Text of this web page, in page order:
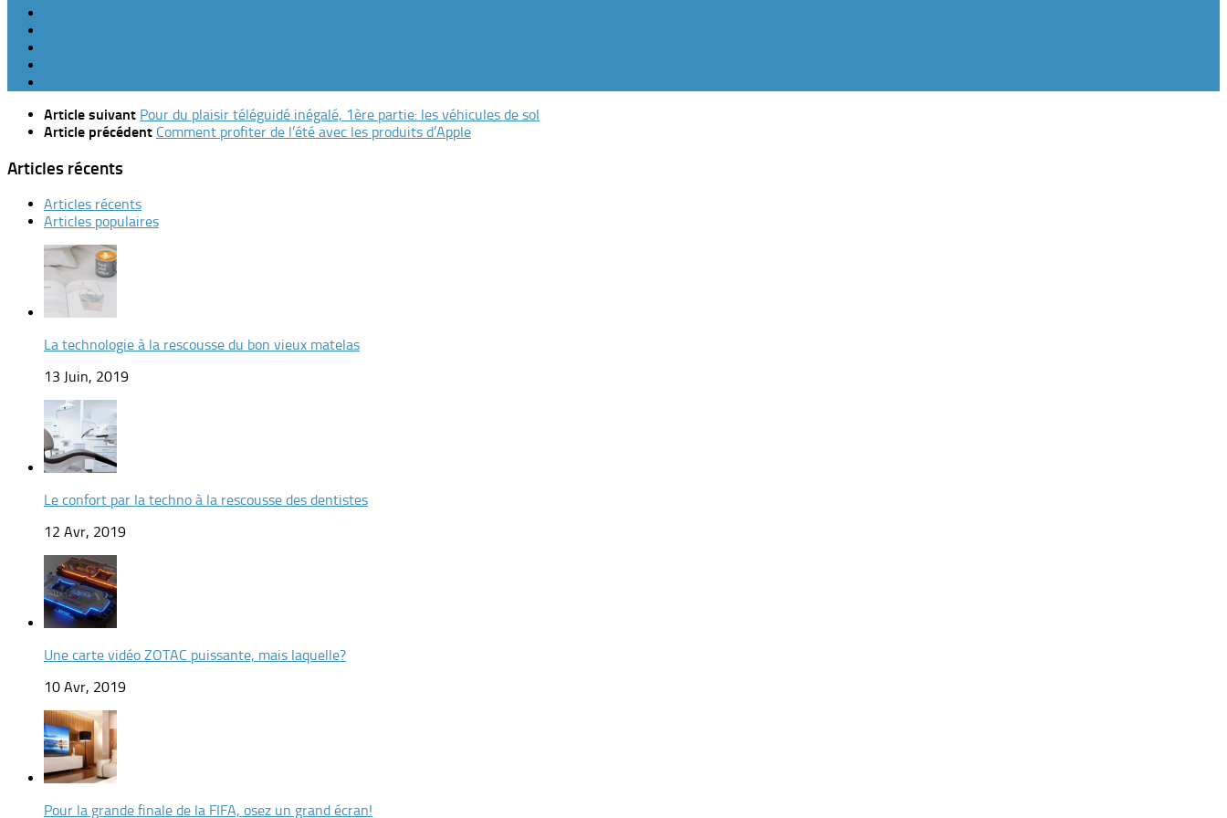
Article suivant Pour du plaisir téléguidé inégalé, 1ère partie: les véhicules de sol
Article précédent Comment profiter de l’été avec les produits d’Apple
Articles récents
Articles récents
Articles populaires
La technologie à la rescousse du bon vieux matelas
13 Juin, 2019
Le confort par la techno à la rescousse des dentistes
12 Avr, 2019
Une carte vidéo ZOTAC puissante, mais laquelle?
10 Avr, 2019
Pour la grande finale de la FIFA, osez un grand écran!